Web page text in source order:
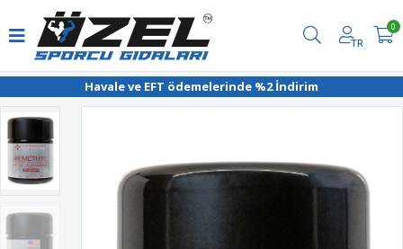
Havale ve EFT ödemelerinde %2 İndirim
TR
0